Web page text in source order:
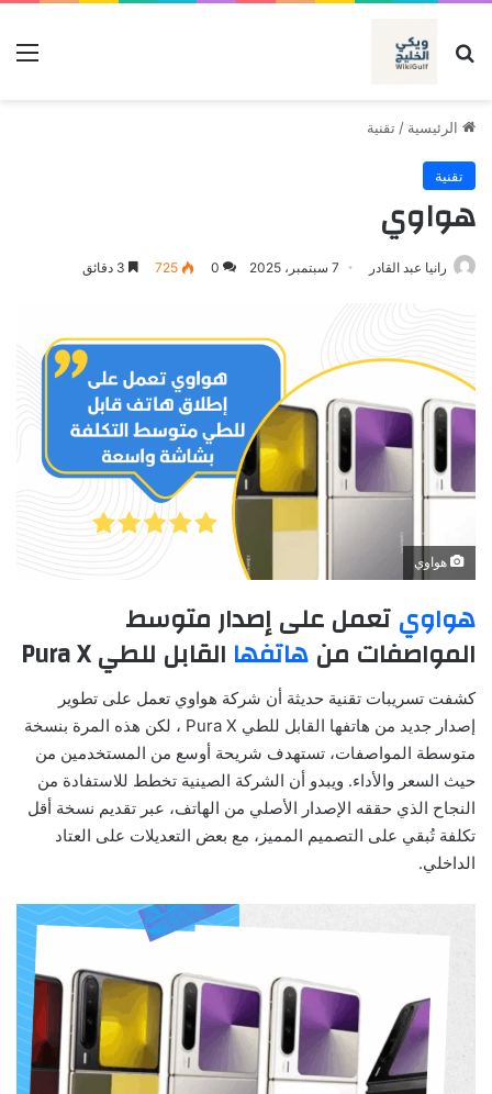
بحث عن
الرئيسية / تقنية
تقنية
هواوي
رانيا عبد القادر 7 سبتمبر، 2025 0
725
هواوي
هواويتعمل على إصدار متوسط
المواصفات منهاتفها القابل للطي Pura X
كشفت تسريبات تقنية حديثة أن شركة هواوي تعمل على تطوير
إصدار جديد من هاتفها القابل للطي Pura X ، لكن هذه المرة بنسخة
متوسطة المواصفات، تستهدف شريحة أوسع من المستخدمين من
حيث السعر والأداء. ويبدو أن الشركة الصينية تخطط للاستفادة من
النجاح الذي حققه الإصدار الأصلي من الهاتف، عبر تقديم نسخة أقل
تكلفة تُبقي على التصميم المميز، مع بعض التعديلات على العتاد
الداخلي.